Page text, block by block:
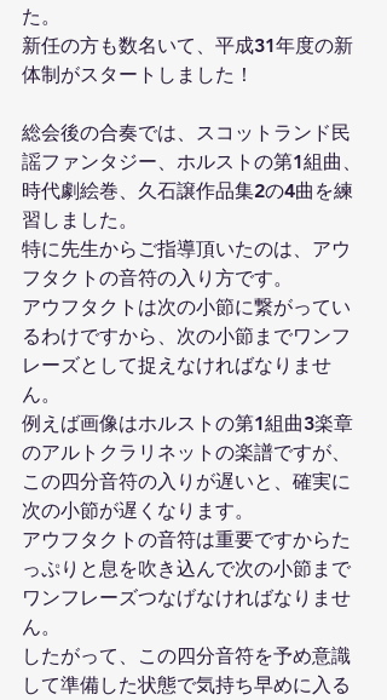
た。
新任の方も数名いて、平成31年度の新
体制がスタートしました！
総会後の合奏では、スコットランド民
謡ファンタジー、ホルストの第1組曲、
時代劇絵巻、久石譲作品集2の4曲を練
習しました。
特に先生からご指導頂いたのは、アウ
フタクトの音符の入り方です。
アウフタクトは次の小節に繋がってい
るわけですから、次の小節までワンフ
レーズとして捉えなければなりませ
ん。
例えば画像はホルストの第1組曲3楽章
のアルトクラリネットの楽譜ですが、
この四分音符の入りが遅いと、確実に
次の小節が遅くなります。
アウフタクトの音符は重要ですからた
っぷりと息を吹き込んで次の小節まで
ワンフレーズつなげなければなりませ
ん。
したがって、この四分音符を予め意識
して準備した状態で気持ち早めに入る